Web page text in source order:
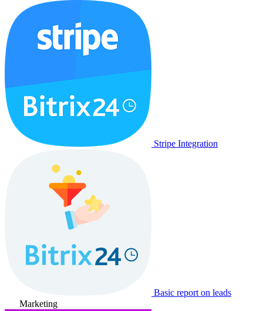
Stripe Integration
Basic report on leads
Marketing